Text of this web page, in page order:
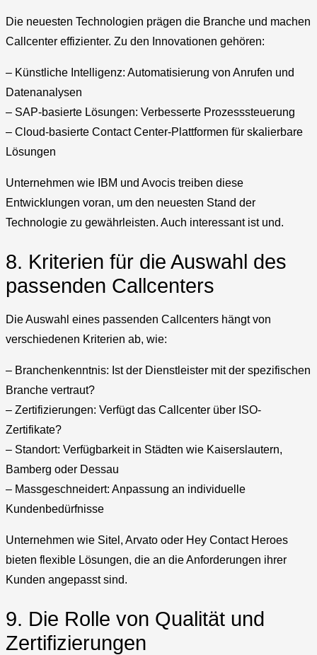
Die neuesten Technologien prägen die Branche und machen
Callcenter effizienter. Zu den Innovationen gehören:
– Künstliche Intelligenz: Automatisierung von Anrufen und
Datenanalysen
– SAP-basierte Lösungen: Verbesserte Prozesssteuerung
– Cloud-basierte Contact Center-Plattformen für skalierbare
Lösungen
Unternehmen wie IBM und Avocis treiben diese
Entwicklungen voran, um den neuesten Stand der
Technologie zu gewährleisten. Auch interessant ist und.
8. Kriterien für die Auswahl des
passenden Callcenters
Die Auswahl eines passenden Callcenters hängt von
verschiedenen Kriterien ab, wie:
– Branchenkenntnis: Ist der Dienstleister mit der spezifischen
Branche vertraut?
– Zertifizierungen: Verfügt das Callcenter über ISO-
Zertifikate?
– Standort: Verfügbarkeit in Städten wie Kaiserslautern,
Bamberg oder Dessau
– Massgeschneidert: Anpassung an individuelle
Kundenbedürfnisse
Unternehmen wie Sitel, Arvato oder Hey Contact Heroes
bieten flexible Lösungen, die an die Anforderungen ihrer
Kunden angepasst sind.
9. Die Rolle von Qualität und
Zertifizierungen